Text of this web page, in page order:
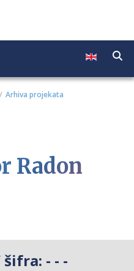
Arhiva projekata
Radon
- - -